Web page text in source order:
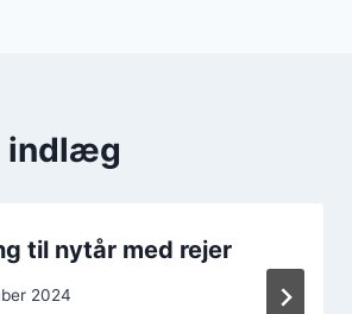
indlæg
til nytår med rejer
2024